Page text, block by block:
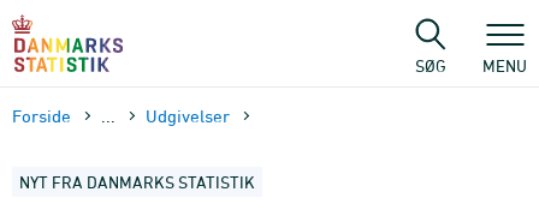
sidens
SØG MENU
Forside Udgivelser
NYT FRA DANMARKS STATISTIK